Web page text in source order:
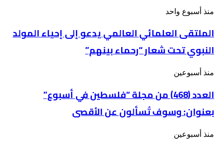
بعنوان: أين
من
يجري
فلسطين
الملتقى
العالمي
يدعو
إلى
إحياء
المولد
النبوي
شعار
بينهم”
منذ أسبوع واحد
الملتقى العلمائي العالمي يدعو إلى إحياء المولد
النبوي تحت شعار “رحماء بينهم”
العدد
من
مجلة
“فلسطين
في
بعنوان: وسوف
منذ أسبوعين
العدد (468) من مجلة “فلسطين في أسبوع”
بعنوان: وسوف تُسألون عن الأقصى
تحذيرات
منذ أسبوعين